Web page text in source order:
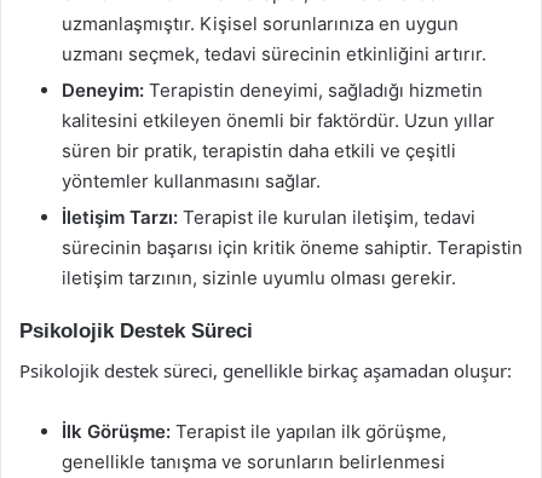
uzmanlaşmıştır. Kişisel sorunlarınıza en uygun
uzmanı seçmek, tedavi sürecinin etkinliğini artırır.
Deneyim: Terapistin deneyimi, sağladığı hizmetin
kalitesini etkileyen önemli bir faktördür. Uzun yıllar
süren bir pratik, terapistin daha etkili ve çeşitli
yöntemler kullanmasını sağlar.
İletişim Tarzı: Terapist ile kurulan iletişim, tedavi
sürecinin başarısı için kritik öneme sahiptir. Terapistin
iletişim tarzının, sizinle uyumlu olması gerekir.
Psikolojik Destek Süreci
Psikolojik destek süreci, genellikle birkaç aşamadan oluşur:
İlk Görüşme: Terapist ile yapılan ilk görüşme,
genellikle tanışma ve sorunların belirlenmesi